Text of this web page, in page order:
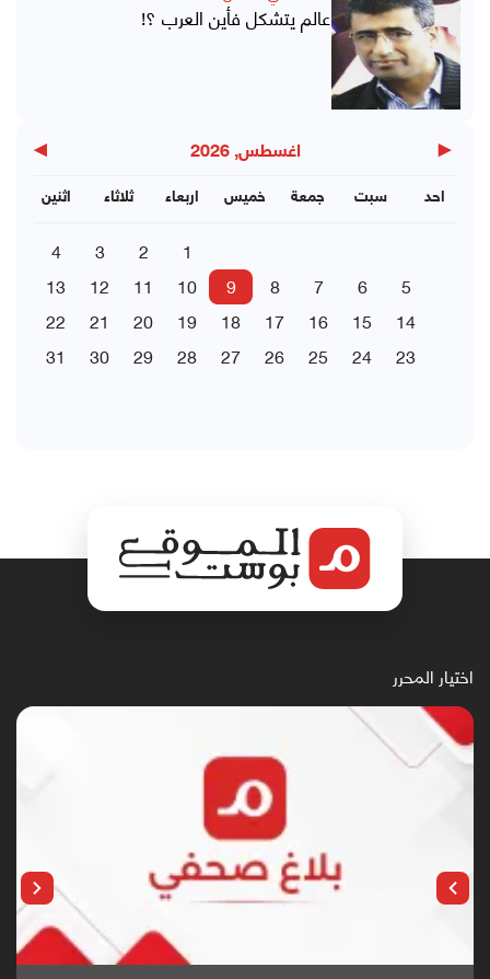
عالم يتشكل فأين العرب ؟!
◀ اغسطس, 2026 ▶
اثنين ثلاثاء اربعاء خميس جمعة سبت احد
1
2
3
4
5
6
7
8
9
10
11
12
13
14
15
16
17
18
19
20
21
22
23
24
25
26
27
28
29
30
31
اختيار المحرر